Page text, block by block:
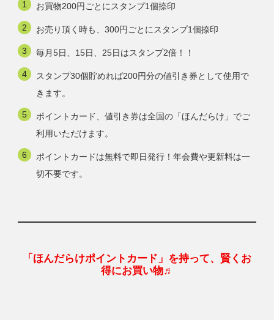
お買物200円ごとにスタンプ1個捺印
お売り頂く時も、300円ごとにスタンプ1個捺印
毎月5日、15日、25日はスタンプ2倍！！
スタンプ30個貯めれば200円分の値引き券として使用で
きます。
ポイントカード、値引き券は全国の「ほんだらけ」でご
利用いただけます。
ポイントカードは無料で即日発行！年会費や更新料は一
切不要です。
「ほんだらけポイントカード」を持って、賢くお
得にお買い物♬